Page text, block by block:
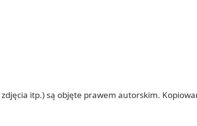
itp.) są objęte prawem autorskim.